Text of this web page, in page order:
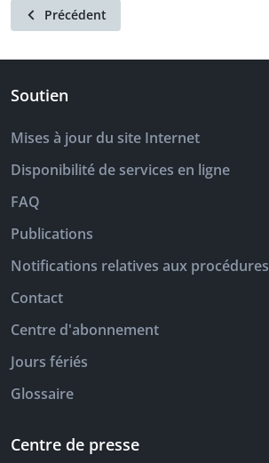
Précédent
Soutien
Mises à jour du site Internet
Disponibilité de services en ligne
FAQ
Publications
Notifications relatives aux procédures
Contact
Centre d'abonnement
Jours fériés
Glossaire
Centre de presse